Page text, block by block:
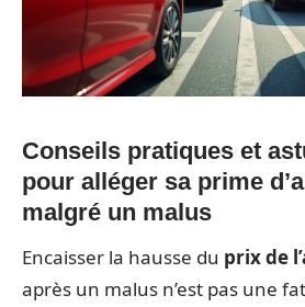
Conseils pratiques et
pour alléger sa prime
malgré un malus
Encaisser la hausse du prix de
après un malus n’est pas une